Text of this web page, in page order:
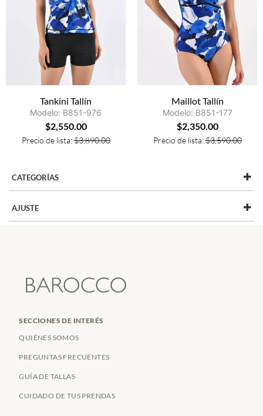
CATEGORÍAS
AMBERES (1)
TABARA (1)
TENNESSE (1)
AJUSTE
Tankini Tallín
Modelo: B851-976
$2,550.00
Precio de lista:$3,890.00
Maillot Tallín
Modelo: B851-177
$2,350.00
Precio de lista:$3,590.00
SECCIONES DE INTERÉS
QUIÉNES SOMOS
PREGUNTAS FRECUENTES
GUÍA DE TALLAS
CUIDADO DE TUS PRENDAS